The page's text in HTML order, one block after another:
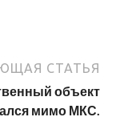
СТАТЬЯ
объект
мимо МКС.